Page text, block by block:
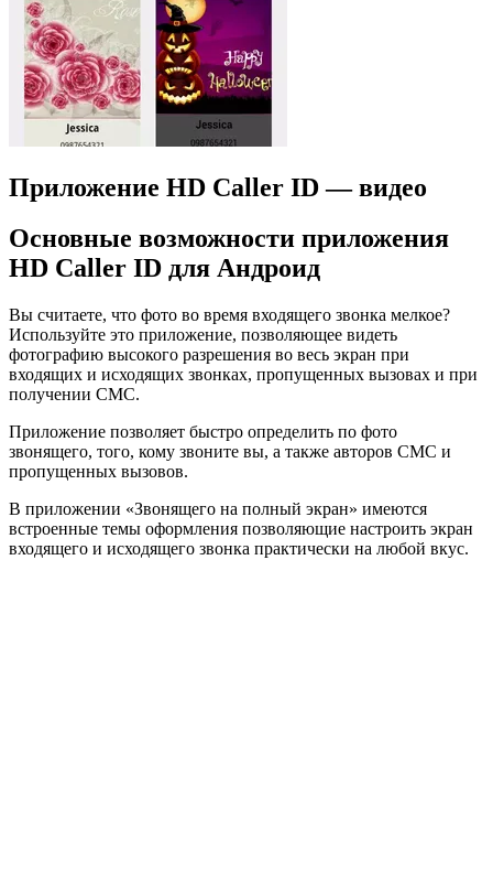
Приложение HD Caller ID — видео
Основные возможности приложения
HD Caller ID для Андроид
Вы считаете, что фото во время входящего звонка мелкое?
Используйте это приложение, позволяющее видеть
фотографию высокого разрешения во весь экран при
входящих и исходящих звонках, пропущенных вызовах и при
получении СМС.
Приложение позволяет быстро определить по фото
звонящего, того, кому звоните вы, а также авторов СМС и
пропущенных вызовов.
В приложении «Звонящего на полный экран» имеются
встроенные темы оформления позволяющие настроить экран
входящего и исходящего звонка практически на любой вкус.